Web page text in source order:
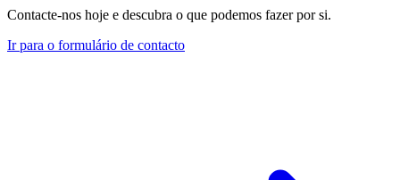
Contacte-nos hoje e descubra o que podemos fazer por si.
Ir para o formulário de contacto